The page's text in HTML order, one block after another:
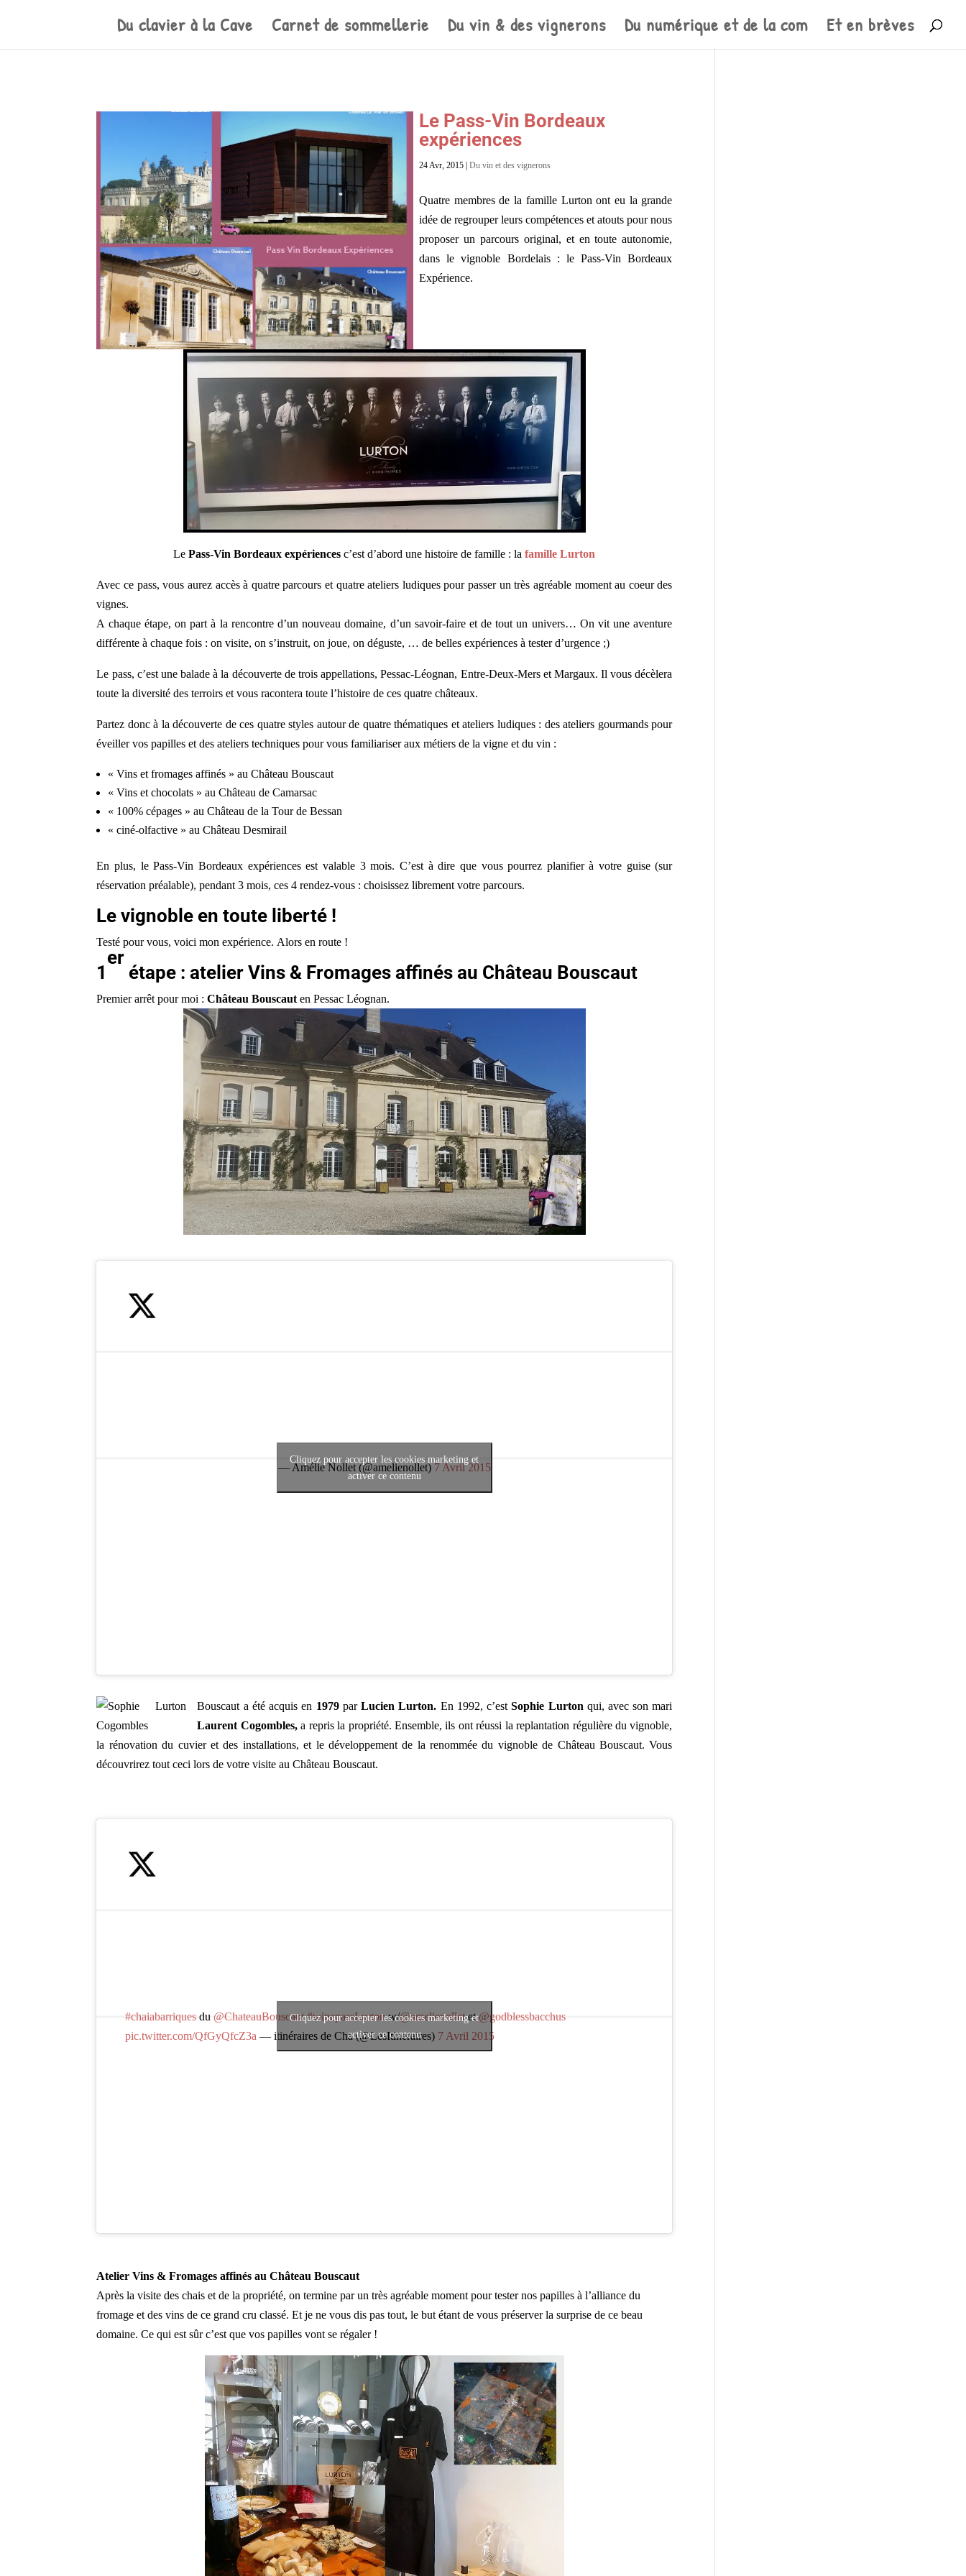
Du clavier à la Cave Carnet de sommellerie Du vin & des vignerons Du numérique et de la com Et en brèves
Le Pass-Vin Bordeaux
expériences
24 Avr, 2015| Du vin et des vignerons
Quatre membres de la famille Lurton ont eu la grande
idée de regrouper leurs compétences et atouts pour nous
proposer un parcours original, et en toute autonomie,
dans le vignoble Bordelais : le Pass-Vin Bordeaux
Expérience.
LePass-Vin Bordeaux expériences c’est d’abord une histoire de famille : lafamille Lurton
Avec ce pass, vous aurez accès à quatre parcours et quatre ateliers ludiques pour passer un très agréable moment au coeur des
vignes.
A chaque étape, on part à la rencontre d’un nouveau domaine, d’un savoir-faire et de tout un univers… On vit une aventure
différente à chaque fois : on visite, on s’instruit, on joue, on déguste, … de belles expériences à tester d’urgence ;)
Le pass, c’est une balade à la découverte de trois appellations, Pessac-Léognan, Entre-Deux-Mers et Margaux. Il vous décèlera
toute la diversité des terroirs et vous racontera toute l’histoire de ces quatre châteaux.
Partez donc à la découverte de ces quatre styles autour de quatre thématiques et ateliers ludiques : des ateliers gourmands pour
éveiller vos papilles et des ateliers techniques pour vous familiariser aux métiers de la vigne et du vin :
« Vins et fromages affinés » au Château Bouscaut
« Vins et chocolats » au Château de Camarsac
« 100% cépages » au Château de la Tour de Bessan
« ciné-olfactive » au Château Desmirail
En plus, le Pass-Vin Bordeaux expériences est valable 3 mois. C’est à dire que vous pourrez planifier à votre guise (sur
réservation préalable), pendant 3 mois, ces 4 rendez-vous : choisissez librement votre parcours.
Le vignoble en toute liberté !
Testé pour vous, voici mon expérience. Alors en route !
1
er
étape : atelier Vins & Fromages affinés au Château Bouscaut
Premier arrêt pour moi :Château Bouscaut en Pessac Léognan.
— Amélie Nollet (@amelienollet) 7 Avril 2015
Cliquez pour accepter les cookies marketing et
activer ce contenu
Bouscaut a été acquis en 1979 parLucien Lurton. En 1992, c’estSophie Lurton qui, avec son mari
Laurent Cogombles,a repris la propriété. Ensemble, ils ont réussi la replantation régulière du vignoble,
la rénovation du cuvier et des installations, et le développement de la renommée du vignoble de Château Bouscaut. Vous
découvrirez tout ceci lors de votre visite au Château Bouscaut.
#chaiabarriques du @ChateauBouscaut #winepassLurtonw/@amelienolletet@godblessbacchus
pic.twitter.com/QfGyQfcZ3a — itinéraires de Cha (@LesItineraires) 7 Avril 2015
Cliquez pour accepter les cookies marketing et
activer ce contenu
Atelier Vins & Fromages affinés au Château Bouscaut
Après la visite des chais et de la propriété, on termine par un très agréable moment pour tester nos papilles à l’alliance du
fromage et des vins de ce grand cru classé. Et je ne vous dis pas tout, le but étant de vous préserver la surprise de ce beau
domaine. Ce qui est sûr c’est que vos papilles vont se régaler !